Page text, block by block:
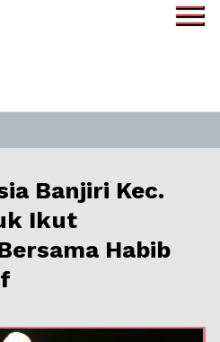
Banjiri Kec.
Ikut
Habib